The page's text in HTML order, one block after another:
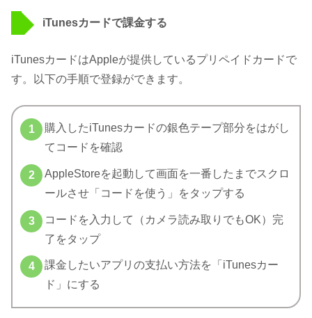
iTunesカードで課金する
iTunesカードはAppleが提供しているプリペイドカードで
す。以下の手順で登録ができます。
購入したiTunesカードの銀色テープ部分をはがし
てコードを確認
AppleStoreを起動して画面を一番したまでスクロ
ールさせ「コードを使う」をタップする
コードを入力して（カメラ読み取りでもOK）完
了をタップ
課金したいアプリの支払い方法を「iTunesカー
ド」にする